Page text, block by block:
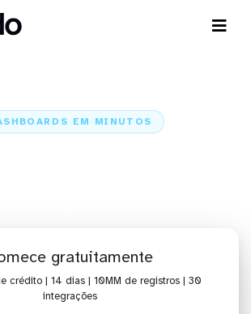
EM MINUTOS
gratuitamente
crédito | 14 dias | 10MM de registros | 30
integrações